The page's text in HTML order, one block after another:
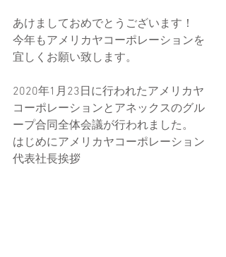
あけましておめでとうございます！
今年もアメリカヤコーポレーションを
宜しくお願い致します。
2020年1月23日に行われたアメリカヤ
コーポレーションとアネックスのグル
ープ合同全体会議が行われました。
はじめにアメリカヤコーポレーション
代表社長挨拶